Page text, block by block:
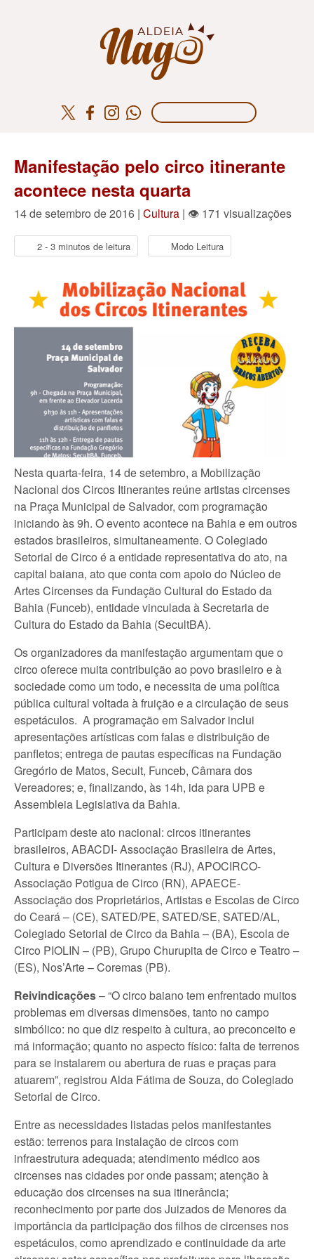
Manifestação pelo circo itinerante
acontece nesta quarta
14 de setembro de 2016 | Cultura | 👁 171 visualizações
2 - 3 minutos de leitura Modo Leitura
Nesta quarta-feira, 14 de setembro, a Mobilização
Nacional dos Circos Itinerantes reúne artistas circenses
na Praça Municipal de Salvador, com programação
iniciando às 9h. O evento acontece na Bahia e em outros
estados brasileiros, simultaneamente. O Colegiado
Setorial de Circo é a entidade representativa do ato, na
capital baiana, ato que conta com apoio do Núcleo de
Artes Circenses da Fundação Cultural do Estado da
Bahia (Funceb), entidade vinculada à Secretaria de
Cultura do Estado da Bahia (SecultBA).
Os organizadores da manifestação argumentam que o
circo oferece muita contribuição ao povo brasileiro e à
sociedade como um todo, e necessita de uma política
pública cultural voltada à fruição e a circulação de seus
espetáculos. A programação em Salvador inclui
apresentações artísticas com falas e distribuição de
panfletos; entrega de pautas específicas na Fundação
Gregório de Matos, Secult, Funceb, Câmara dos
Vereadores; e, finalizando, às 14h, ida para UPB e
Assembleia Legislativa da Bahia.
Participam deste ato nacional: circos itinerantes
brasileiros, ABACDI- Associação Brasileira de Artes,
Cultura e Diversões Itinerantes (RJ), APOCIRCO-
Associação Potigua de Circo (RN), APAECE-
Associação dos Proprietários, Artistas e Escolas de Circo
do Ceará – (CE), SATED/PE, SATED/SE, SATED/AL,
Colegiado Setorial de Circo da Bahia – (BA), Escola de
Circo PIOLIN – (PB), Grupo Churupita de Circo e Teatro –
(ES), Nos’Arte – Coremas (PB).
Reivindicações–“O circo baiano tem enfrentado muitos
problemas em diversas dimensões, tanto no campo
simbólico: no que diz respeito à cultura, ao preconceito e
má informação; quanto no aspecto físico: falta de terrenos
para se instalarem ou abertura de ruas e praças para
atuarem”, registrou Alda Fátima de Souza, do Colegiado
Setorial de Circo.
Entre as necessidades listadas pelos manifestantes
estão: terrenos para instalação de circos com
infraestrutura adequada; atendimento médico aos
circenses nas cidades por onde passam; atenção à
educação dos circenses na sua itinerância;
reconhecimento por parte dos Juizados de Menores da
importância da participação dos filhos de circenses nos
espetáculos, como aprendizado e continuidade da arte